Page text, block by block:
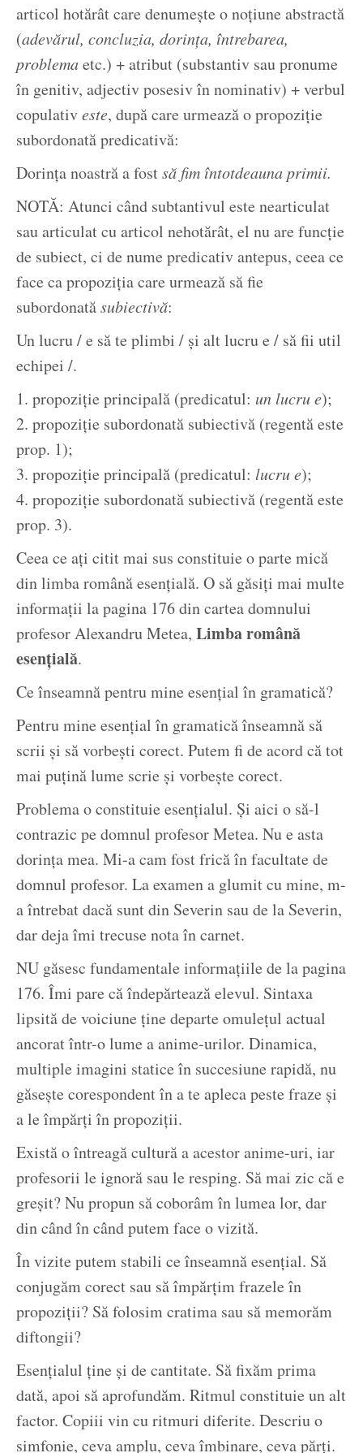
articol hotărât care denumește o noțiune abstractă
(adevărul, concluzia, dorința, întrebarea,
problemaetc.) + atribut (substantiv sau pronume
în genitiv, adjectiv posesiv în nominativ) + verbul
copulativeste, după care urmează o propoziție
subordonată predicativă:
Dorința noastră a fostsă fim întotdeauna primii.
NOTĂ: Atunci când subtantivul este nearticulat
sau articulat cu articol nehotărât, el nu are funcție
de subiect, ci de nume predicativ antepus, ceea ce
face ca propoziția care urmează să fie
subordonatăsubiectivă:
Un lucru / e să te plimbi / și alt lucru e / să fii util
echipei /.
1. propoziție principală (predicatul: un lucru e);
2. propoziție subordonată subiectivă (regentă este
prop. 1);
3. propoziție principală (predicatul: lucru e);
4. propoziție subordonată subiectivă (regentă este
prop. 3).
Ceea ce ați citit mai sus constituie o parte mică
din limba română esențială. O să găsiți mai multe
informații la pagina 176 din cartea domnului
profesor Alexandru Metea, Limba română
esențială.
Ce înseamnă pentru mine esențial în gramatică?
Pentru mine esențial în gramatică înseamnă să
scrii și să vorbești corect. Putem fi de acord că tot
mai puțină lume scrie și vorbește corect.
Problema o constituie esențialul. Și aici o să-l
contrazic pe domnul profesor Metea. Nu e asta
dorința mea. Mi-a cam fost frică în facultate de
domnul profesor. La examen a glumit cu mine, m-
a întrebat dacă sunt din Severin sau de la Severin,
dar deja îmi trecuse nota în carnet.
NU găsesc fundamentale informațiile de la pagina
176. Îmi pare că îndepărtează elevul. Sintaxa
lipsită de voiciune ține departe omulețul actual
ancorat într-o lume a anime-urilor. Dinamica,
multiple imagini statice în succesiune rapidă, nu
găsește corespondent în a te apleca peste fraze și
a le împărți în propoziții.
Există o întreagă cultură a acestor anime-uri, iar
profesorii le ignoră sau le resping. Să mai zic că e
greșit? Nu propun să coborâm în lumea lor, dar
din când în când putem face o vizită.
În vizite putem stabili ce înseamnă esențial. Să
conjugăm corect sau să împărțim frazele în
propoziții? Să folosim cratima sau să memorăm
diftongii?
Esențialul ține și de cantitate. Să fixăm prima
dată, apoi să aprofundăm. Ritmul constituie un alt
factor. Copiii vin cu ritmuri diferite. Descriu o
simfonie, ceva amplu, ceva îmbinare, ceva părți.